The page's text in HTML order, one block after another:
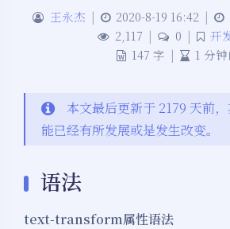
王永杰 | 2020-8-19 16:42 |
2,117 | 0 |
开
147 字 | 1 分
本文最后更新于 2179 天前
能已经有所发展或是发生改变。
语法
text-transform属性语法